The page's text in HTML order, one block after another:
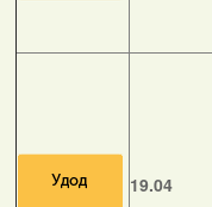
19.04